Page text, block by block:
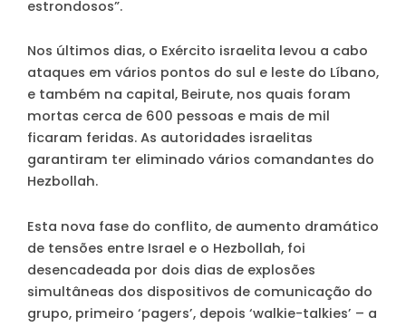
estrondosos”.
Nos últimos dias, o Exército israelita levou a cabo
ataques em vários pontos do sul e leste do Líbano,
e também na capital, Beirute, nos quais foram
mortas cerca de 600 pessoas e mais de mil
ficaram feridas. As autoridades israelitas
garantiram ter eliminado vários comandantes do
Hezbollah.
Esta nova fase do conflito, de aumento dramático
de tensões entre Israel e o Hezbollah, foi
desencadeada por dois dias de explosões
simultâneas dos dispositivos de comunicação do
grupo, primeiro ‘pagers’, depois ‘walkie-talkies’ – a